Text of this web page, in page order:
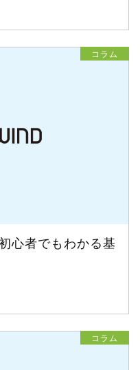
コラム
心者でもわかる基
コラム